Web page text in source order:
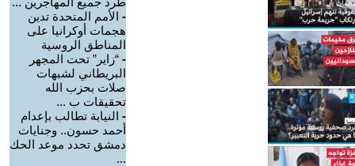
- الأمم المتحدة تدين
هجمات أوكرانيا على
المناطق الروسية
- “زاير” تحت المجهر
البريطاني لشبهات
صلات بحزب الله
تحقيقات ب ...
- النيابة تطالب بإعدام
أحمد حسون.. وجنايات
دمشق تحدد موعد الحك
...